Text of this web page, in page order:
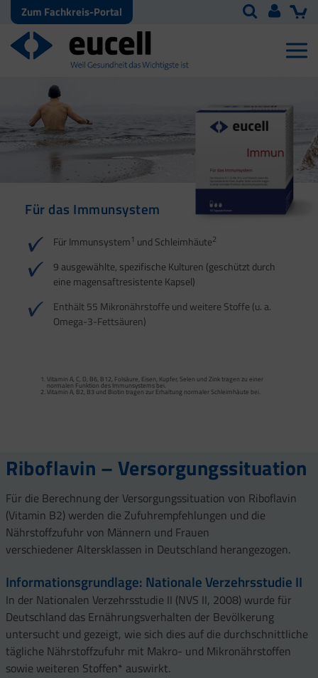
Zum Fachkreis-Portal
Für das Immunsystem
Für Immunsystem1 und Schleimhäute2
9 ausgewählte, spezifische Kulturen (geschützt durch
eine magensaftresistente Kapsel)
Enthält 55 Mikronährstoffe und weitere Stoffe (u. a.
Omega-3-Fettsäuren)
Vitamin A, C, D, B6, B12, Folsäure, Eisen, Kupfer, Selen und Zink tragen zu einer
normalen Funktion des Immunsystems bei.
Vitamin A, B2, B3 und Biotin tragen zur Erhaltung normaler Schleimhäute bei.
Für Haut, Haare und
4
Vitamin A, Beta-Carotin, Vitamine B2, B3, Biotin und Zink tragen zur Erhaltung
Für Ihre natürliche
normalen Stoffwechsel von Makronährstoffen bei.
Vitamin B2 und Biotin tragen zur Erhaltung normaler Schleimhäute (einschließlich
Darmschleimhaut) bei.
Vitamin D und Zink tragen zur normalen Funktion des Immunsystems bei.
Riboflavin – Versorgungssituation
Für die Berechnung der Versorgungssituation von Riboflavin
(Vitamin B2) werden die Zufuhrempfehlungen und die
Nährstoffzufuhr von Männern und Frauen
verschiedener Altersklassen in Deutschland herangezogen.
Informationsgrundlage: Nationale Verzehrsstudie II
In der Nationalen Verzehrsstudie II (NVS II, 2008) wurde für
Deutschland das Ernährungsverhalten der Bevölkerung
untersucht und gezeigt, wie sich dies auf die durchschnittliche
tägliche Nährstoffzufuhr mit Makro- und Mikronährstoffen
sowie weiteren Stoffen* auswirkt.